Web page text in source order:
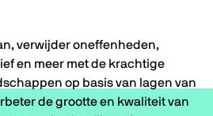
verwijder oneffenheden,
en meer met de krachtige
op basis van lagen van
de grootte en kwaliteit van